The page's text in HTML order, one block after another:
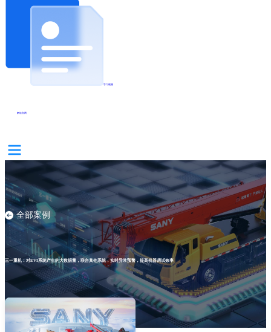
学习视频
帆软官网
全部案例
三一重机：对EVI系统产生的大数据量，联合其他系统，实时异常预警，提高机器调试效率